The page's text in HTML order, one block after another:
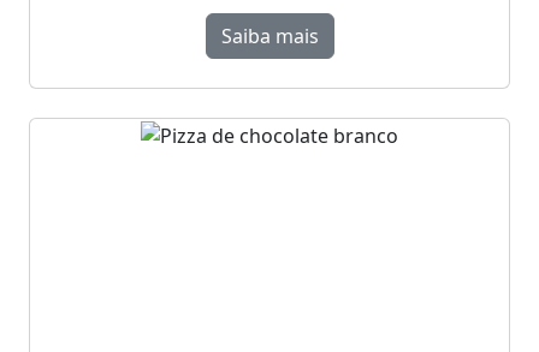
Saiba mais